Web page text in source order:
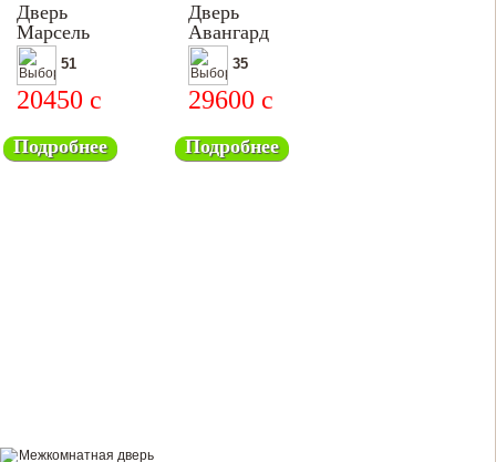
Дверь
Марсель
межкомнатная
51
20450 c
Подробнее
Дверь
Авангард
№12
35
29600 c
Подробнее